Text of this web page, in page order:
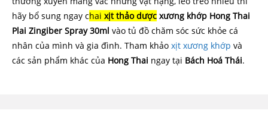
hãy bổ sung ngay chai xịt thảo dược xương khớp Hong Thai
Plai Zingiber Spray 30ml vào tủ đồ chăm sóc sức khỏe cá
nhân của mình và gia đình. Tham khảo xịt xương khớp và
các sản phẩm khác của Hong Thai ngay tại Bách Hoá Thái.